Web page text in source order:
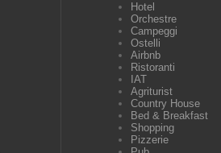
Hotel
Orchestre
Campeggi
Ostelli
Airbnb
Ristoranti
IAT
Agriturist
Country House
Bed & Breakfast
Shopping
Pizzerie